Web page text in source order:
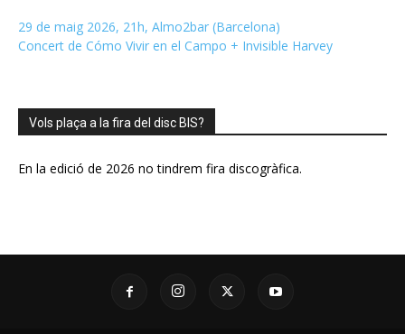
29 de maig 2026, 21h, Almo2bar (Barcelona)
Concert de Cómo Vivir en el Campo + Invisible Harvey
Vols plaça a la fira del disc BIS?
En la edició de 2026 no tindrem fira discogràfica.